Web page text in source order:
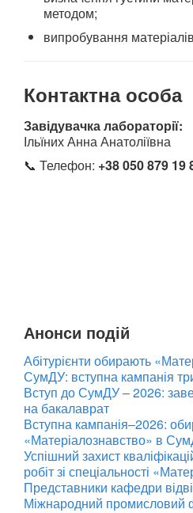
методом;
випробування
Контактна особа
Завідувачка лабораторії:
Ільїних Анна Анатоліївна
📞 Телефон: +38 050 879 19
Анонси подій
Абітурієнти обирають
СумДУ: вступна кампанія
Вступ до СумДУ – 2026:
на бакалаврат
Вступна кампанія–2026:
«Матеріалознавство» в
Успішний захист
робіт зі спеціальності
Представники кафедри
Міжнародний промисловий